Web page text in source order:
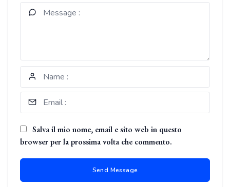
Salva il mio nome, email e sito web in questo
browser per la prossima volta che commento.